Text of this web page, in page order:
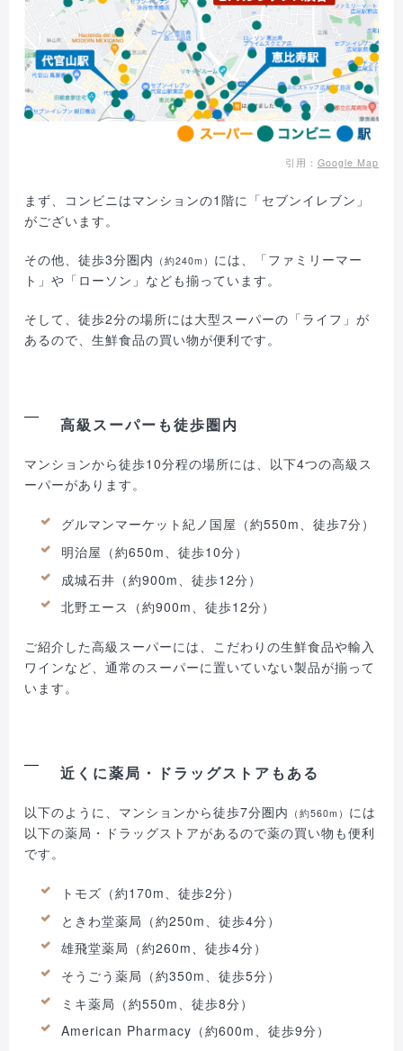
引用： Google Map
まず、コンビニはマンションの1階に「セブンイレブン」
がございます。
その他、徒歩3分圏内 （約240m） には、「ファミリーマー
ト」や「ローソン」なども揃っています。
そして、徒歩2分の場所には大型スーパーの「ライフ」が
あるので、生鮮食品の買い物が便利です。
高級スーパーも徒歩圏内
マンションから徒歩10分程の場所には、以下4つの高級ス
ーパーがあります。
グルマンマーケット紀ノ国屋（約550m、徒歩7分）
明治屋（約650m、徒歩10分）
成城石井（約900m、徒歩12分）
北野エース（約900m、徒歩12分）
ご紹介した高級スーパーには、こだわりの生鮮食品や輸入
ワインなど、通常のスーパーに置いていない製品が揃って
います。
近くに薬局・ドラッグストアもある
以下のように、マンションから徒歩7分圏内 （約560m） には
以下の薬局・ドラッグストアがあるので薬の買い物も便利
です。
トモズ（約170m、徒歩2分）
ときわ堂薬局（約250m、徒歩4分）
雄飛堂薬局（約260m、徒歩4分）
そうごう薬局（約350m、徒歩5分）
ミキ薬局（約550m、徒歩8分）
American Pharmacy（約600m、徒歩9分）